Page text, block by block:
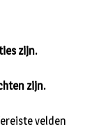
velden
zijn.
zijn.